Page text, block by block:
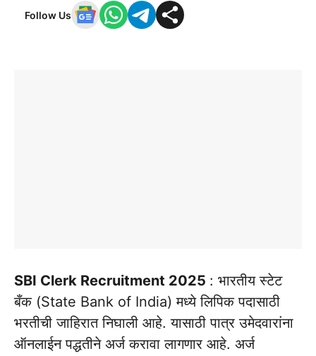
Follow Us
SBI Clerk Recruitment 2025 : भारतीय स्टेट
बँक (State Bank of India) मध्ये लिपिक पदासाठी
भरतीची जाहिरात निघाली आहे. यासाठी पात्र उमेदवारांना
ऑनलाईन पद्धतीने अर्ज करावा लागणार आहे. अर्ज